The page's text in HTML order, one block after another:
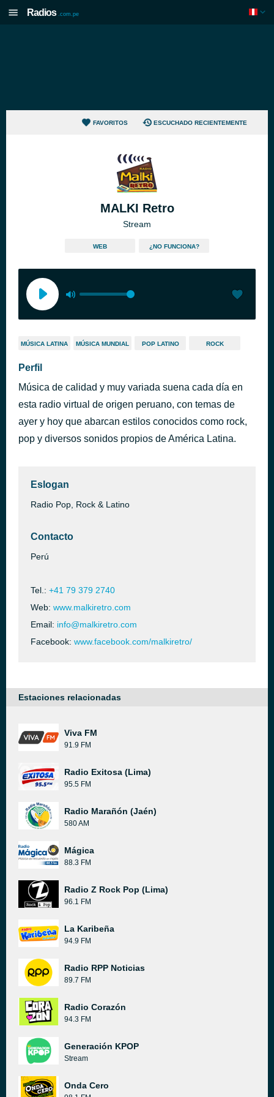
Radios .com.pe
FAVORITOS ESCUCHADO RECIENTEMENTE
MALKI Retro
Stream
WEB ¿NO FUNCIONA?
MÚSICA LATINA MÚSICA MUNDIAL POP LATINO ROCK
Perfil
Música de calidad y muy variada suena cada día en
esta radio virtual de origen peruano, con temas de
ayer y hoy que abarcan estilos conocidos como rock,
pop y diversos sonidos propios de América Latina.
Eslogan
Radio Pop, Rock & Latino
Contacto
Perú
Tel.: +41 79 379 2740
Web: www.malkiretro.com
Email: info@malkiretro.com
Facebook: www.facebook.com/malkiretro/
Estaciones relacionadas
Viva FM
91.9 FM
Radio Exitosa (Lima)
95.5 FM
Radio Marañón (Jaén)
580 AM
Mágica
88.3 FM
Radio Z Rock Pop (Lima)
96.1 FM
La Karibeña
94.9 FM
Radio RPP Noticias
89.7 FM
Radio Corazón
94.3 FM
Generación KPOP
Stream
Onda Cero